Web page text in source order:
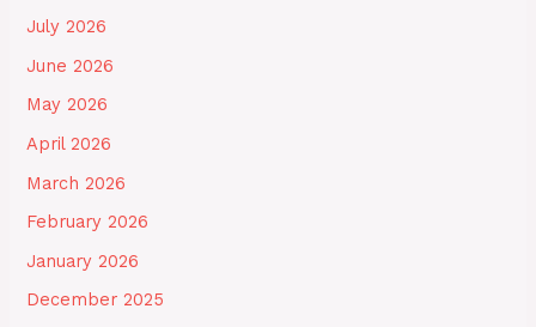
July 2026
June 2026
May 2026
April 2026
March 2026
February 2026
January 2026
December 2025